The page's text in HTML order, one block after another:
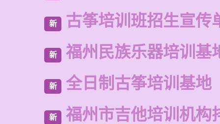
新 古筝培训班招生宣传
新 福州民族乐器培训基
新 全日制古筝培训基地
新 福州市吉他培训机构